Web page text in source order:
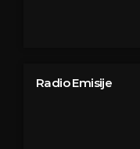
Radio Emisije